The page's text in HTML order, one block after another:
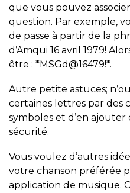
que vous pouvez
question. Par exemple,
de passe à partir de la
d’Amqui 16 avril 1979!
être : *MSGd@16479!*.
Autre petite astuces;
certaines lettres par des
symboles et d’en ajouter
sécurité.
Vous voulez d’autres
votre chanson préférée
application de musique.